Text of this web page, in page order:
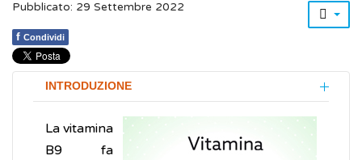
Pubblicato: 29 Settembre 2022
f Condividi
INTRODUZIONE
La vitamina
B9 fa